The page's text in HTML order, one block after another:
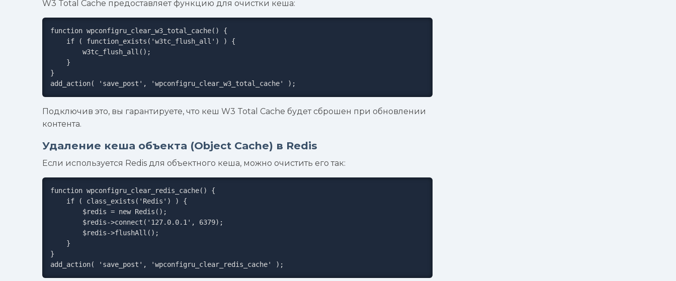
W3 Total Cache предоставляет функцию для очистки кеша:
function wpconfigru_clear_w3_total_cache() {
}
add_action( 'save_post', 'wpconfigru_clear_w3_total_cache' );
Подключив это, вы гарантируете, что кеш W3 Total Cache будет сброшен при обновлении
контента.
Удаление кеша объекта (Object Cache) в Redis
Если используется Redis для объектного кеша, можно очистить его так:
function wpconfigru_clear_redis_cache() {
}
add_action( 'save_post', 'wpconfigru_clear_redis_cache' );